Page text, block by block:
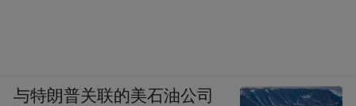
与特朗普关联的美石油公司